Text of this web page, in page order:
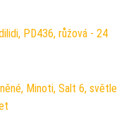
PD436, růžová - 24
Minoti, Salt 6, světle